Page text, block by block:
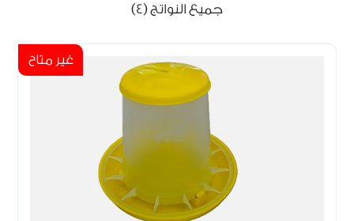
جميع النواتج (4)
غير متاح